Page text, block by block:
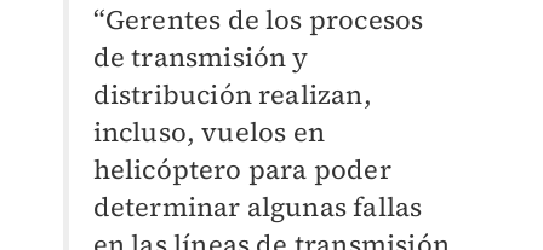
“Gerentes de los procesos
de transmisión y
distribución realizan,
incluso, vuelos en
helicóptero para poder
determinar algunas fallas